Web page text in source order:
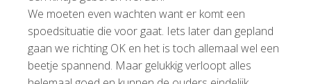
We moeten even wachten want er komt een
spoedsituatie die voor gaat. Iets later dan gepland
gaan we richting OK en het is toch allemaal wel een
beetje spannend. Maar gelukkig verloopt alles